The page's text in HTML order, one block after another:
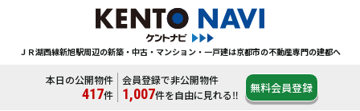
ＪＲ湖西線新旭駅周辺の新築・中古・マンション・一戸建は京都市の不動産専門の建都へ
本日の公開物件
417件
会員登録で非公開物件
1,007件を自由に見れる‼ 無料会員登録